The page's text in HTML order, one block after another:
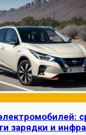
зарядки и